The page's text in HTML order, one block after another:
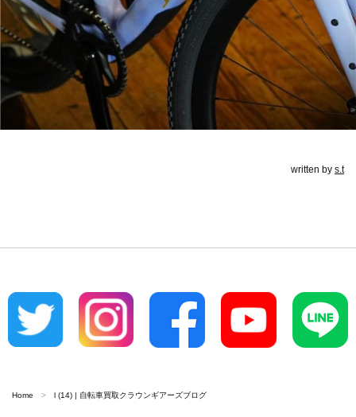
written by s.t
Home l (14) | 自転車買取クラウンギアーズブログ